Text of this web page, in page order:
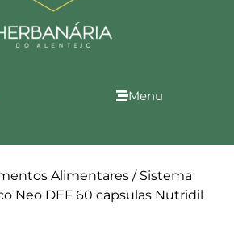
Menu
Alimentares / Sistema
Neo DEF 60 capsulas Nutridil